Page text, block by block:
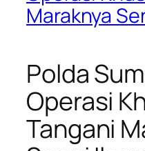
Maraknya
Polda
Operasi
Tangani